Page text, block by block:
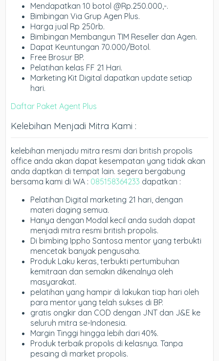
Mendapatkan 10 botol @Rp.250.000,-.
Bimbingan Via Grup Agen Plus.
Harga jual Rp 250rb.
Bimbingan Membangun TIM Reseller dan Agen.
Dapat Keuntungan 70.000/Botol.
Free Brosur BP.
Pelatihan kelas FF 21 Hari.
Marketing Kit Digital dapatkan update setiap
hari.
Daftar Paket Agent Plus
Kelebihan Menjadi Mitra Kami :
kelebihan menjadu mitra resmi dari british propolis
office anda akan dapat kesempatan yang tidak akan
anda daptkan di tempat lain. segera bergabung
bersama kami di WA : 085158364233 dapatkan :
Pelatihan Digital marketing 21 hari, dengan
materi daging semua.
Hanya dengan Modal kecil anda sudah dapat
menjadi mitra resmi british propolis.
Di bimbing Ippho Santosa mentor yang terbukti
mencetak banyak pengusaha.
Produk Laku keras, terbukti pertumbuhan
kemitraan dan semakin dikenalnya oleh
masyarakat.
pelatihan yang hampir di lakukan tiap hari oleh
para mentor yang telah sukses di BP.
gratis ongkir dan COD dengan JNT dan J&E ke
seluruh mitra se-Indonesia.
Margin Tinggi hingga lebih dari 40%.
Produk terbaik propolis di kelasnya. Tanpa
pesaing di market propolis.